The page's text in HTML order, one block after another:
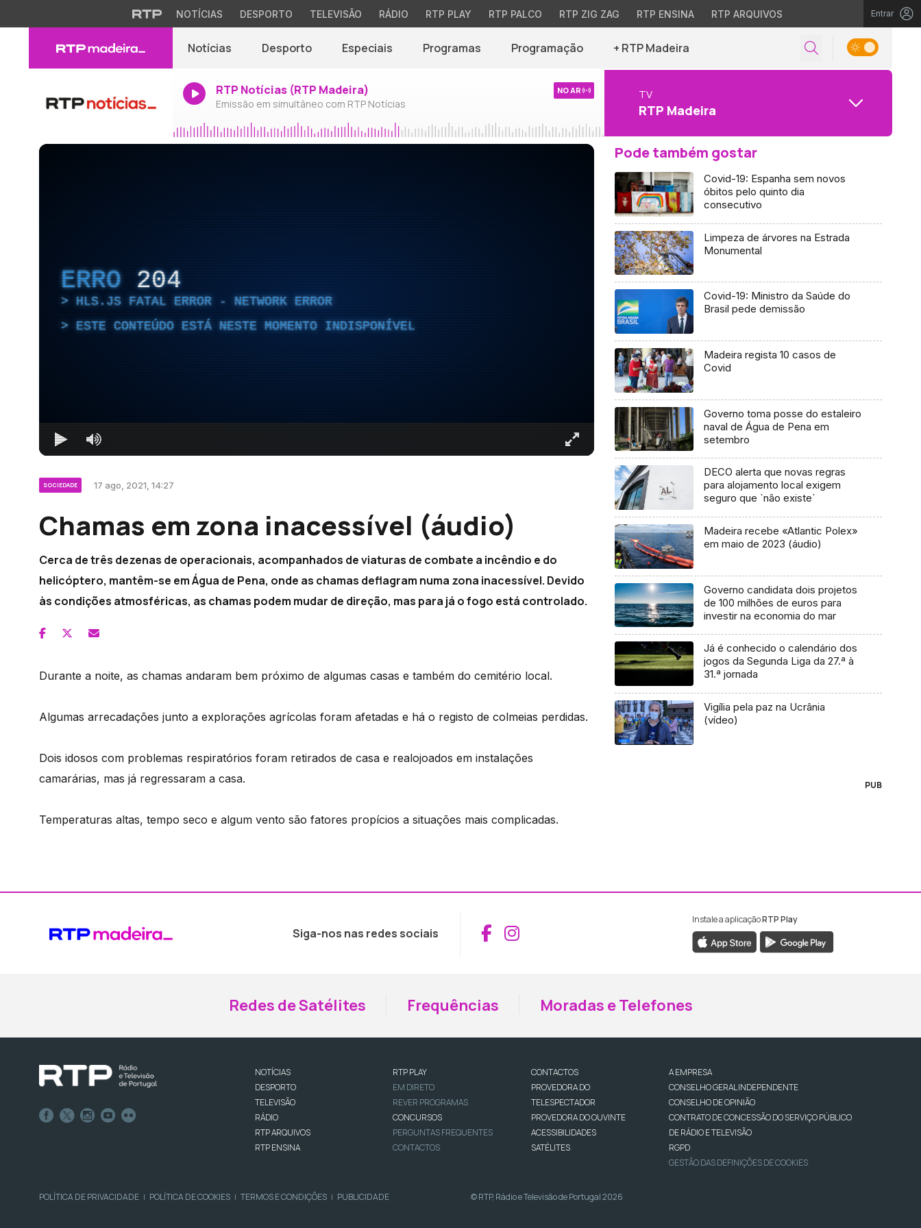
NOTÍCIAS DESPORTO TELEVISÃO RÁDIO RTP PLAY RTP PALCO RTP ZIG ZAG RTP ENSINA RTP ARQUIVOS Entrar
Notícias Desporto Especiais Programas Programação + RTP Madeira
RTP Notícias (RTP Madeira)
Emissão em simultâneo com RTP Notícias
NO AR TV
RTP Madeira
ERRO 204
HLS.JS FATAL ERROR - NETWORK ERROR
ESTE CONTEÚDO ESTÁ NESTE MOMENTO INDISPONÍVEL
SOCIEDADE 17 ago, 2021, 14:27
Chamas em zona inacessível (áudio)
Cerca de três dezenas de operacionais, acompanhados de viaturas de combate a incêndio e do
helicóptero, mantêm-se em Água de Pena, onde as chamas deflagram numa zona inacessível. Devido
às condições atmosféricas, as chamas podem mudar de direção, mas para já o fogo está controlado.
Durante a noite, as chamas andaram bem próximo de algumas casas e também do cemitério local.
Algumas arrecadações junto a explorações agrícolas foram afetadas e há o registo de colmeias perdidas.
Dois idosos com problemas respiratórios foram retirados de casa e realojoados em instalações
camarárias, mas já regressaram a casa.
Temperaturas altas, tempo seco e algum vento são fatores propícios a situações mais complicadas.
Pode também gostar
Covid-19: Espanha sem novos
óbitos pelo quinto dia
consecutivo
Limpeza de árvores na Estrada
Monumental
Covid-19: Ministro da Saúde do
Brasil pede demissão
Madeira regista 10 casos de
Covid
Governo toma posse do estaleiro
naval de Água de Pena em
setembro
DECO alerta que novas regras
para alojamento local exigem
seguro que `não existe`
Madeira recebe «Atlantic Polex»
em maio de 2023 (áudio)
Governo candidata dois projetos
de 100 milhões de euros para
investir na economia do mar
Já é conhecido o calendário dos
jogos da Segunda Liga da 27.ª à
31.ª jornada
Vigília pela paz na Ucrânia
(vídeo)
PUB
Siga-nos nas redes sociais Aceder ao Facebook da RTP Madeira
Aceder ao Instagram da RTP Madeira
Instale a aplicaçãoRTP Play
Redes de Satélites Frequências Moradas e Telefones
NOTÍCIAS
DESPORTO
TELEVISÃO
RÁDIO
RTP ARQUIVOS
RTP ENSINA
RTP PLAY
EM DIRETO
REVER PROGRAMAS
CONCURSOS
PERGUNTAS FREQUENTES
CONTACTOS
CONTACTOS
PROVEDORA DO
TELESPECTADOR
PROVEDORA DO OUVINTE
ACESSIBILIDADES
SATÉLITES
A EMPRESA
CONSELHO GERAL INDEPENDENTE
CONSELHO DE OPINIÃO
CONTRATO DE CONCESSÃO DO SERVIÇO PÚBLICO
DE RÁDIO E TELEVISÃO
RGPD
GESTÃO DAS DEFINIÇÕES DE COOKIES
POLÍTICA DE PRIVACIDADE | POLÍTICA DE COOKIES | TERMOS E CONDIÇÕES | PUBLICIDADE © RTP, Rádio e Televisão de Portugal 2026